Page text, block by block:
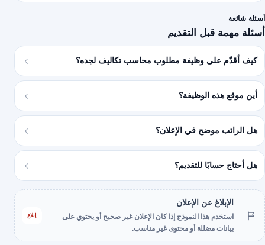
أسئلة شائعة
أسئلة مهمة قبل التقديم
كيف أقدّم على وظيفة مطلوب محاسب تكاليف لجده؟
أين موقع هذه الوظيفة؟
هل الراتب موضح في الإعلان؟
هل أحتاج حسابًا للتقديم؟
الإبلاغ عن الإعلان
استخدم هذا النموذج إذا كان الإعلان غير صحيح أو يحتوي على
بيانات مضللة أو محتوى غير مناسب.
إبلاغ